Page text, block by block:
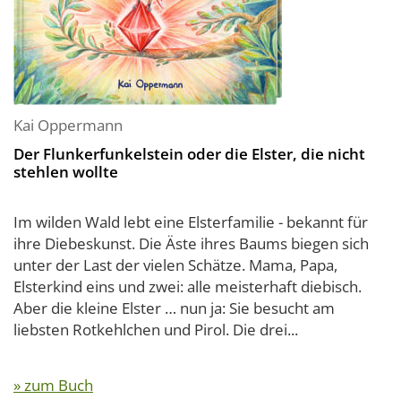
Kai Oppermann
Der Flunkerfunkelstein oder die Elster, die nicht
stehlen wollte
Im wilden Wald lebt eine Elsterfamilie - bekannt für
ihre Diebeskunst. Die Äste ihres Baums biegen sich
unter der Last der vielen Schätze. Mama, Papa,
Elsterkind eins und zwei: alle meisterhaft diebisch.
Aber die kleine Elster … nun ja: Sie besucht am
liebsten Rotkehlchen und Pirol. Die drei...
» zum Buch